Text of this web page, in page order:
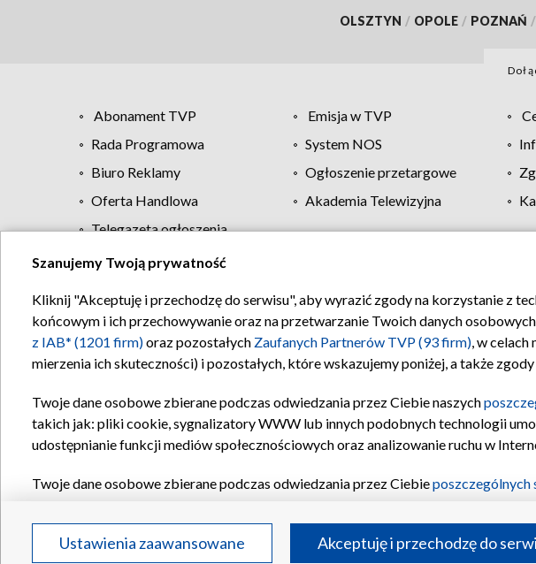
OLSZTYN / OPOLE / POZNAŃ /
Abonament TVP Emisja w TVP
Rada Programowa
System NOS
Biuro Reklamy
Ogłoszenie przetargowe
Oferta Handlowa
Akademia Telewizyjna
Telegazeta ogłoszenia
Regulamin TVP Polityka prywatności
Szanujemy Twoją prywatność
Kliknij "Akceptuję i przechodzę do serwisu", aby wyrazić zgody na korzystanie z
końcowym i ich przechowywanie oraz na przetwarzanie Twoich danych
z IAB* (1201 firm)oraz pozostałych Zaufanych Partnerów TVP (93 firm), w
mierzenia ich skuteczności) i pozostałych, które wskazujemy poniżej, a także
Twoje dane osobowe zbierane podczas odwiedzania przez Ciebie naszych
takich jak: pliki cookie, sygnalizatory WWW lub innych podobnych technologii
udostępnianie funkcji mediów społecznościowych oraz analizowanie ruchu w
Twoje dane osobowe zbierane podczas odwiedzania przez Ciebieposzczególnych
Partnerów TVPdla realizacji następujących celów i funkcji: przechowywania
reklam, tworzenia profilu spersonalizowanych reklam, tworzenia profilu
Ustawienia zaawansowane Akceptuję i przechodzę do